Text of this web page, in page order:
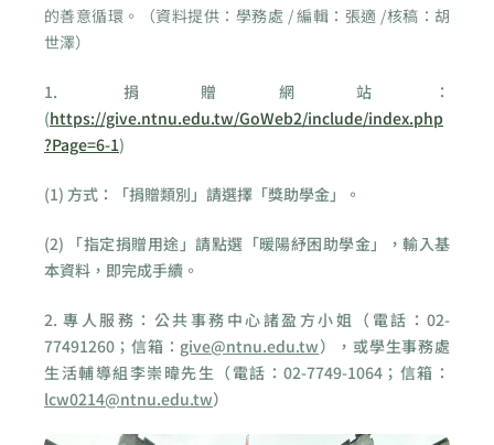
的善意循環。（資料提供：學務處 / 編輯：張適 /核稿：胡
世澤）
1. 捐贈網站：
(https://give.ntnu.edu.tw/GoWeb2/include/index.php
?Page=6-1)
(1) 方式：「捐贈類別」請選擇「獎助學金」。
(2) 「指定捐贈用途」請點選「暖陽紓困助學金」，輸入基
本資料，即完成手續。
2. 專人服務：公共事務中心諸盈方小姐（電話：02-
77491260；信箱： give@ntnu.edu.tw），或學生事務處
生活輔導組李崇暐先生（電話：02-7749-1064；信箱：
lcw0214@ntnu.edu.tw）